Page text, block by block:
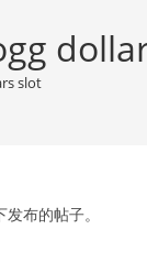
slot
布的帖子。